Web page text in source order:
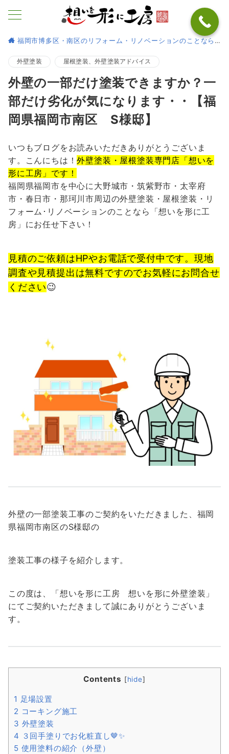
福岡市博多区・南区のリフォーム・リノベーションのことなら
外壁塗装 屋根塗装、外壁塗装アドバイス
外壁の一部だけ塗装できますか？一
部だけ劣化が気になります・・【福
岡県福岡市南区 S様邸】
いつもブログをお読みいただきありがとうございま
す。こんにちは！外壁塗装・屋根塗装専門店「想いを
形に工房」です！
福岡県福岡市を中心に大野城市・筑紫野市・太宰府
市・春日市・那珂川市周辺の外壁塗装・屋根塗装・リ
フォーム･リノベーションのことなら「想いを形に工
房」にお任せ下さい！
見積のご依頼はHPやお電話で受付中です。現地
調査や見積提出は無料ですのでお気軽にお問合せ
ください😉
外壁の一部塗装工事のご契約をいただきました、福岡
県福岡市南区のS様邸の
塗装工事の様子を紹介します。
この度は、「想いを形に工房 想いを形に外壁塗装」
にてご契約いただきまして誠にありがとうございま
す。
Contents [hide]
1 足場設置
2 コーキング施工
3 外壁塗装
4 ３回手塗りでお化粧直し🤎✨
5 使用塗料の紹介（外壁）